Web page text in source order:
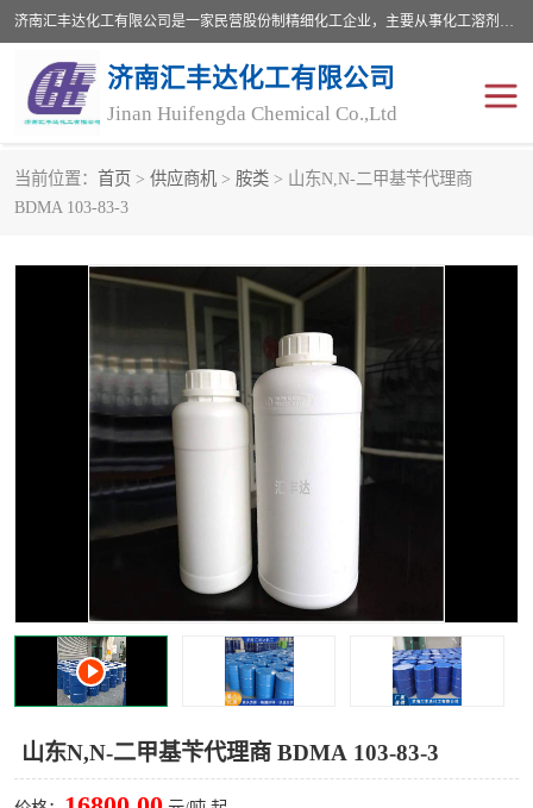
济南汇丰达化工有限公司是一家民营股份制精细化工企业，主要从事化工溶剂、药用辅料、合成中间体等深加工产品的研制开发、生产、销售和进出口贸易。主营产品：环氧丙烷，十二烷基苯，甲基磺酸，磺酸，DMF，DMAC，甘油，苯甲醇，乙酰氯，甲基丙烯酸，甲基丙烯酸甲酯，叔丁醇，异辛酸，二乙烯三胺，一乙，二乙‎，三乙醇胺，原乙酸三甲酯等化工产品及中间体。欢迎各界朋友洽谈咨询业务。
济南汇丰达化工有限公司
Jinan Huifengda Chemical Co.,Ltd
当前位置： 首页 > 供应商机 > 胺类 > 山东N,N-二甲基苄代理商
BDMA 103-83-3
山东N,N-二甲基苄代理商 BDMA 103-83-3
胺类
醇类 醚类
羧酸衍生物 无机化工原料
无机盐
添加剂助剂 十二烷基苯
乙醇钠 三乙胺
丙二醇甲醚醋酸酯 丙酸乙酯